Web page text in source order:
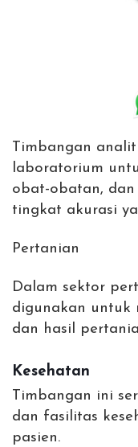
Timbangan
laboratorium
obat-obatan,
tingkat akurasi
Pertanian
Dalam sektor
digunakan untuk
dan hasil
Kesehatan
Timbangan ini
dan fasilitas
pasien.